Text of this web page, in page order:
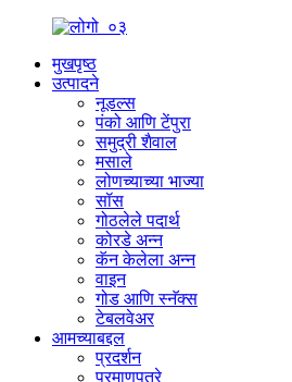
मुखपृष्ठ
उत्पादने
नूडल्स
पंको आणि टेंपुरा
समुद्री शैवाल
मसाले
लोणच्याच्या भाज्या
सॉस
गोठलेले पदार्थ
कोरडे अन्न
कॅन केलेला अन्न
वाइन
गोड आणि स्नॅक्स
टेबलवेअर
आमच्याबद्दल
प्रदर्शन
प्रमाणपत्रे